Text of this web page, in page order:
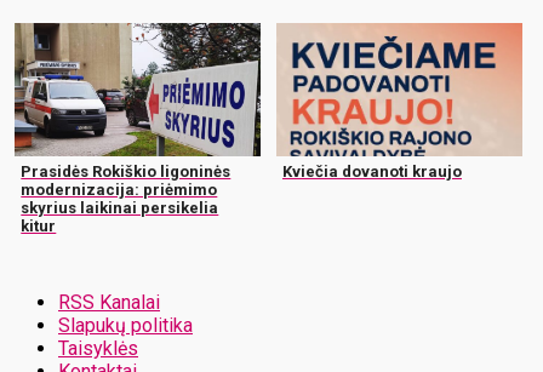
Prasidės Rokiškio ligoninės
modernizacija: priėmimo
skyrius laikinai persikelia
kitur
Kviečia dovanoti kraujo
RSS Kanalai
Slapukų politika
Taisyklės